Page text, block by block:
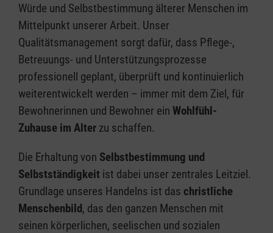
Würde und Selbstbestimmung älterer Menschen im
Mittelpunkt unserer Arbeit. Unser
Qualitätsmanagement sorgt dafür, dass Pflege-,
Betreuungs- und Unterstützungsprozesse
professionell geplant, überprüft und kontinuierlich
weiterentwickelt werden – immer mit dem Ziel, für
Bewohnerinnen und Bewohner ein Wohlfühl-
Zuhause im Alter zu schaffen.
Die Erhaltung von Selbstbestimmung und
Selbstständigkeit ist dabei unser zentrales Leitziel.
Grundlage unseres Handelns ist das christliche
Menschenbild, das den ganzen Menschen mit
seinen körperlichen, seelischen und sozialen